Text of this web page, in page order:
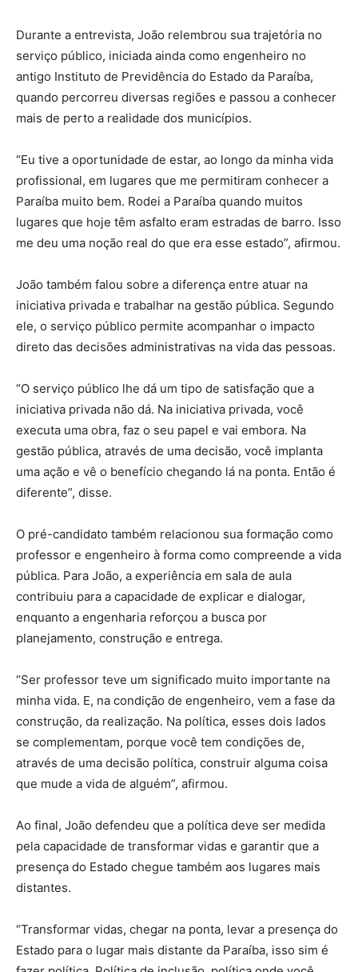
Durante a entrevista, João relembrou sua trajetória no
serviço público, iniciada ainda como engenheiro no
antigo Instituto de Previdência do Estado da Paraíba,
quando percorreu diversas regiões e passou a conhecer
mais de perto a realidade dos municípios.
“Eu tive a oportunidade de estar, ao longo da minha vida
profissional, em lugares que me permitiram conhecer a
Paraíba muito bem. Rodei a Paraíba quando muitos
lugares que hoje têm asfalto eram estradas de barro. Isso
me deu uma noção real do que era esse estado”, afirmou.
João também falou sobre a diferença entre atuar na
iniciativa privada e trabalhar na gestão pública. Segundo
ele, o serviço público permite acompanhar o impacto
direto das decisões administrativas na vida das pessoas.
“O serviço público lhe dá um tipo de satisfação que a
iniciativa privada não dá. Na iniciativa privada, você
executa uma obra, faz o seu papel e vai embora. Na
gestão pública, através de uma decisão, você implanta
uma ação e vê o benefício chegando lá na ponta. Então é
diferente”, disse.
O pré-candidato também relacionou sua formação como
professor e engenheiro à forma como compreende a vida
pública. Para João, a experiência em sala de aula
contribuiu para a capacidade de explicar e dialogar,
enquanto a engenharia reforçou a busca por
planejamento, construção e entrega.
“Ser professor teve um significado muito importante na
minha vida. E, na condição de engenheiro, vem a fase da
construção, da realização. Na política, esses dois lados
se complementam, porque você tem condições de,
através de uma decisão política, construir alguma coisa
que mude a vida de alguém”, afirmou.
Ao final, João defendeu que a política deve ser medida
pela capacidade de transformar vidas e garantir que a
presença do Estado chegue também aos lugares mais
distantes.
“Transformar vidas, chegar na ponta, levar a presença do
Estado para o lugar mais distante da Paraíba, isso sim é